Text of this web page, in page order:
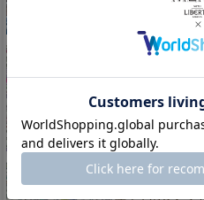
484円(
《ラミネート生
産つや消しラミ
＜Felicite＞(フェ
販売価格
484円
《ラミネート生